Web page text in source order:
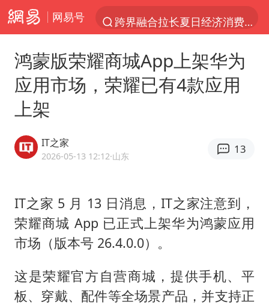
网易号
四川宜宾5.5级地震后余震为何不断
武契奇会见泽连斯基有何意图
白海豚5次眼壁置换
曝美下令调查弹药库存信息遭泄露事件
上海大部迎大暴雨
鸿蒙版荣耀商城App上架华为
应用市场，荣耀已有4款应用
上架
IT之家
2026-05-13 12:12·山东
13
IT之家 5 月 13 日消息，IT之家注意到，
荣耀商城 App 已正式上架华为鸿蒙应用
市场（版本号 26.4.0.0）。
这是荣耀官方自营商城，提供手机、平
板、穿戴、配件等全场景产品，并支持正